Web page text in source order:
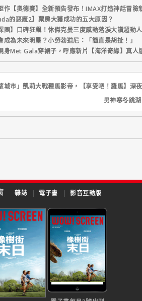
作【奧德賽】全新預告發布！IMAX打造神話冒險
的惡魔2】票房大獲成功的五大原因？
團】口碑狂飆！休傑克曼三度感動落淚大讚超動人
成為未來明星？小勞勃道尼：「簡直是胡扯！」
身Met Gala穿裙子，呼應新片【海洋奇緣】真人
城市」凱莉大戰種馬影帝，【享受吧！羅馬】深
男神寒冬跳
雜誌 | 電子書 | 影音互動版